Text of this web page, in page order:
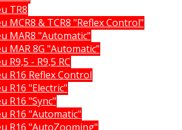
TR8
MCR8 & TCR8 "Reflex Control"
MAR8 "Automatic"
MAR 8G "Automatic"
R9,5 - R9,5 RC
R16 Reflex Control
R16 "Electric"
R16 "Sync"
R16 "Automatic"
R16 "AutoZooming"